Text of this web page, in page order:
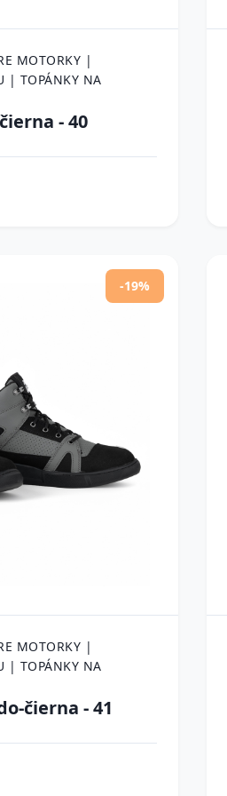
MOTORKY |
| TOPÁNKY NA
- 40
-19%
MOTORKY |
| TOPÁNKY NA
čierna - 41